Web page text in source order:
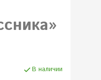
В наличии